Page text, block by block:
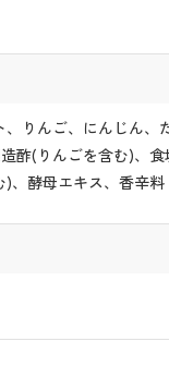
りんご、にんじん、
酢(りんごを含む)、
、酵母エキス、香辛料